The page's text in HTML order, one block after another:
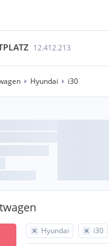
12.412.213
Hyundai i30
Hyundai i30